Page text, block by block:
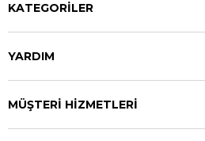
KATEGORİLER
YARDIM
MÜŞTERİ HİZMETLERİ